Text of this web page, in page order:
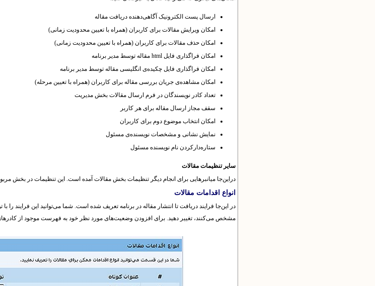
ارسال پست الکترونیک آگاهی‌دهنده دریافت مقاله
امکان ویرایش مقالات براى کاربران (همراه با تعیین محدودیت زمانی)
امکان حذف مقالات براى کاربران (همراه با تعیین محدودیت زمانی)
امکان فراگذاری فایل html مقاله توسط مدیر برنامه
امکان فراگذاری فایل چکیده‌ی انگلیسی مقاله توسط مدیر برنامه
امکان مشاهده‌ی جریان بررسى مقاله براى کاربران (همراه با تعیین مرحله)
تعداد کادر نویسندگان در فرم ارسال مقالات بخش مدیریت
سقف مجاز ارسال مقاله برای هر کاربر
امکان انتخاب موضوع دوم برای کاربران
نمایش نشانی و مشخصات نویسنده‌ی مسئول
ستاره‌دارکردن نام نویسنده مسئول
سایر تنظیمات مقالات
در‌این‌جا میانبرهایی برای انجام دیگر تنظیمات بخش مقالات آمده است. این تنظیمات در بخش
انواع اقدامات مقالات
در این‌جا فرایند دریافت تا انتشار مقاله در برنامه‌ تعریف شده است. شما می‌توانید این فرایند
مشخص می‌کنند، تغییر دهید. برای افزودن وضعیت‌های مورد نظر خود به فهرست موجود از کادرهای